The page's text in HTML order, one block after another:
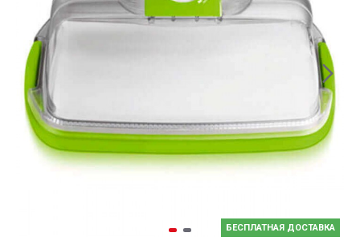
БЕСПЛАТНАЯ ДОСТАВКА